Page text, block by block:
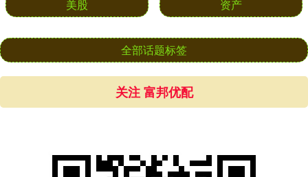
美股 资产
全部话题标签
关注 富邦优配